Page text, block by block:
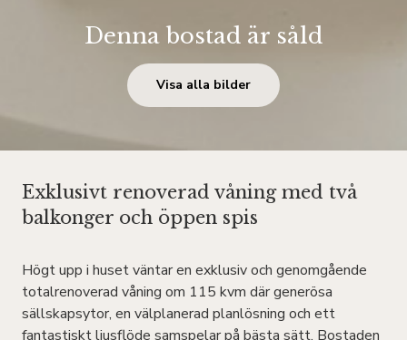
Denna bostad är såld
Visa alla bilder
Exklusivt renoverad våning med två
balkonger och öppen spis
Högt upp i huset väntar en exklusiv och genomgående
totalrenoverad våning om 115 kvm där generösa
sällskapsytor, en välplanerad planlösning och ett
fantastiskt ljusflöde samspelar på bästa sätt. Bostaden